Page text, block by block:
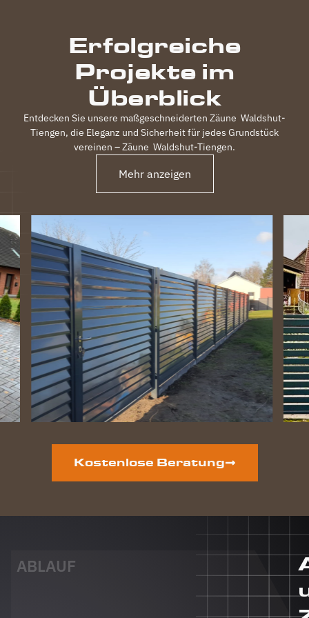
elektrischem
Einfahrtstor
und 2
Gartentüren,
waren
120m
Zaun in 3
fertig.
nicht ganz
Bachlauf)
ist der
Zaun
perfekt
geworden
und die
lieben
ihre
gewonnene
Freiheit.
vorderen
Grundstücksseite
Zaun
geplant.
wird auf
Erfolgreiche
Projekte im
Überblick
Entdecken Sie unsere maßgeschneiderten Zäune Waldshut-
Tiengen, die Eleganz und Sicherheit für jedes Grundstück
vereinen – Zäune Waldshut-Tiengen.
Mehr anzeigen
Kostenlose Beratung
ABLAUF